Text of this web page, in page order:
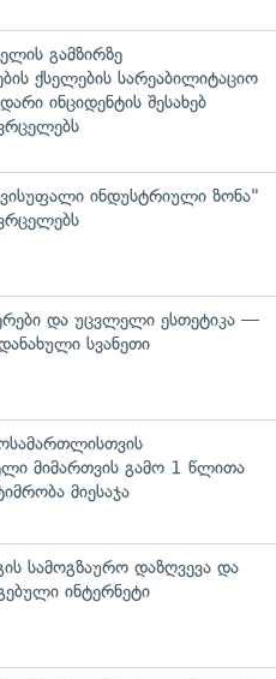
გამზირზე
ქსელების სარეაბილიტაციო
ინციდენტის შესახებ
ინდუსტრიული ზონა"
და უცვლელი ესთეტიკა —
სვანეთი
მიმართვის გამო 1 წლითა
მიესაჯა
სამოგზაურო დაზღვევა და
ინტერნეტი